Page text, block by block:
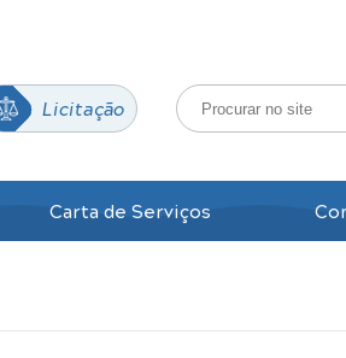
Licitação
Carta de Serviços